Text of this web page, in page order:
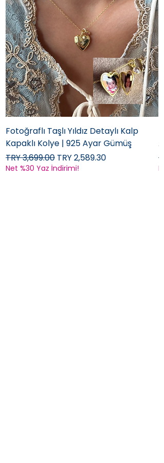
Fotoğraflı Taşlı Yıldız Detaylı Kalp
Kapaklı Kolye | 925 Ayar Gümüş
Regular Price
TRY 3,699.00 Sale Price
TRY 2,589.30
Net %30 Yaz İndirimi!